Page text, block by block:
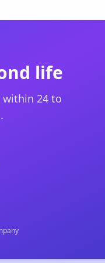
life
within 24 to